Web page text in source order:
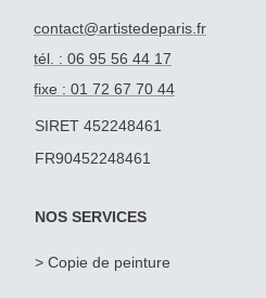
contact@artistedeparis.fr
tél. : 06 95 56 44 17
fixe : 01 72 67 70 44
SIRET 452248461
FR90452248461
NOS SERVICES
> Copie de peinture